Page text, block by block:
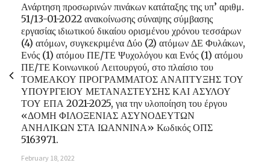
Ανάρτηση προσωρινών πινάκων κατάταξης της υπ’ αριθμ.
51/13-01-2022 ανακοίνωσης σύναψης σύμβασης
εργασίας ιδιωτικού δικαίου ορισμένου χρόνου τεσσάρων
(4) ατόμων, συγκεκριμένα Δύο (2) ατόμων ΔΕ Φυλάκων,
Ενός (1) ατόμου ΠΕ/ΤΕ Ψυχολόγου και Ενός (1) ατόμου
ΠΕ/ΤΕ Κοινωνικού Λειτουργού, στο πλαίσιο του
ΤΟΜΕΑΚΟΥ ΠΡΟΓΡΑΜΜΑΤΟΣ ΑΝΑΠΤΥΞΗΣ ΤΟΥ
ΥΠΟΥΡΓΕΙΟΥ ΜΕΤΑΝΑΣΤΕΥΣΗΣ ΚΑΙ ΑΣΥΛΟΥ
ΤΟΥ ΕΠΑ 2021-2025, για την υλοποίηση του έργου
«ΔΟΜΗ ΦΙΛΟΞΕΝΙΑΣ ΑΣΥΝΟΔΕΥΤΩΝ
ΑΝΗΛΙΚΩΝ ΣΤΑ ΙΩΑΝΝΙΝΑ» Κωδικός ΟΠΣ
5163971.
February 18, 2022